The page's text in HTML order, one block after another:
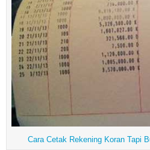
Cara Cetak Rekening Koran Tapi